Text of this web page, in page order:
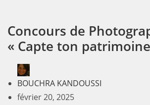
Concours de
« Capte ton
BOUCHRA KANDOUSSI
février 20, 2025